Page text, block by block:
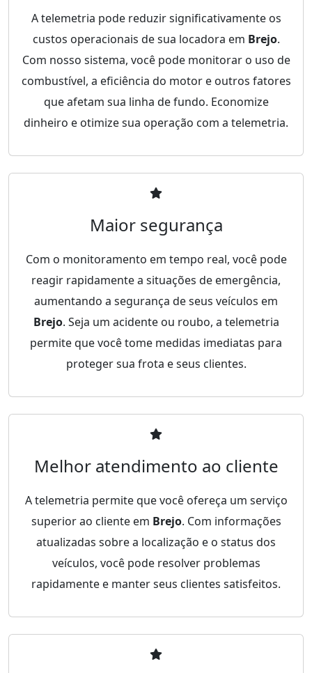
A telemetria pode reduzir significativamente os
custos operacionais de sua locadora em Brejo.
Com nosso sistema, você pode monitorar o uso de
combustível, a eficiência do motor e outros fatores
que afetam sua linha de fundo. Economize
dinheiro e otimize sua operação com a telemetria.
Maior segurança
Com o monitoramento em tempo real, você pode
reagir rapidamente a situações de emergência,
aumentando a segurança de seus veículos em
Brejo. Seja um acidente ou roubo, a telemetria
permite que você tome medidas imediatas para
proteger sua frota e seus clientes.
Melhor atendimento ao cliente
A telemetria permite que você ofereça um serviço
superior ao cliente em Brejo. Com informações
atualizadas sobre a localização e o status dos
veículos, você pode resolver problemas
rapidamente e manter seus clientes satisfeitos.